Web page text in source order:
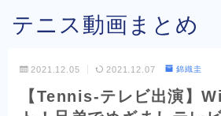
テニス動画まとめ
2021.12.05 2021.12.07 錦織圭
【Tennis-テレビ出演】